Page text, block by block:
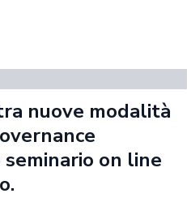
nuove modalità
on line